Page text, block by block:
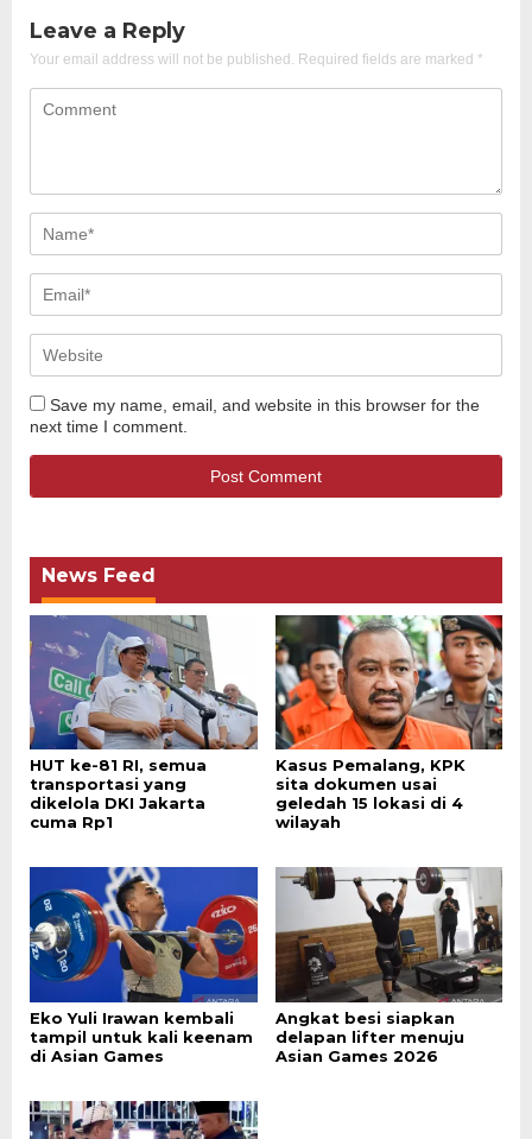
Leave a Reply
Your email address will not be published. Required fields are marked *
Save my name, email, and website in this browser for the
next time I comment.
News Feed
HUT ke-81 RI, semua
transportasi yang
dikelola DKI Jakarta
cuma Rp1
Kasus Pemalang, KPK
sita dokumen usai
geledah 15 lokasi di 4
wilayah
Eko Yuli Irawan kembali
tampil untuk kali keenam
di Asian Games
Angkat besi siapkan
delapan lifter menuju
Asian Games 2026